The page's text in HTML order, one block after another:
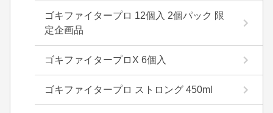
ゴキファイタープロ 12個入 2個パック 限
定企画品
ゴキファイタープロX 6個入
ゴキファイタープロ ストロング 450ml